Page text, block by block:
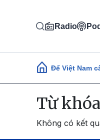
Radio
Main Để Việt Nam
Từ
Không có kết